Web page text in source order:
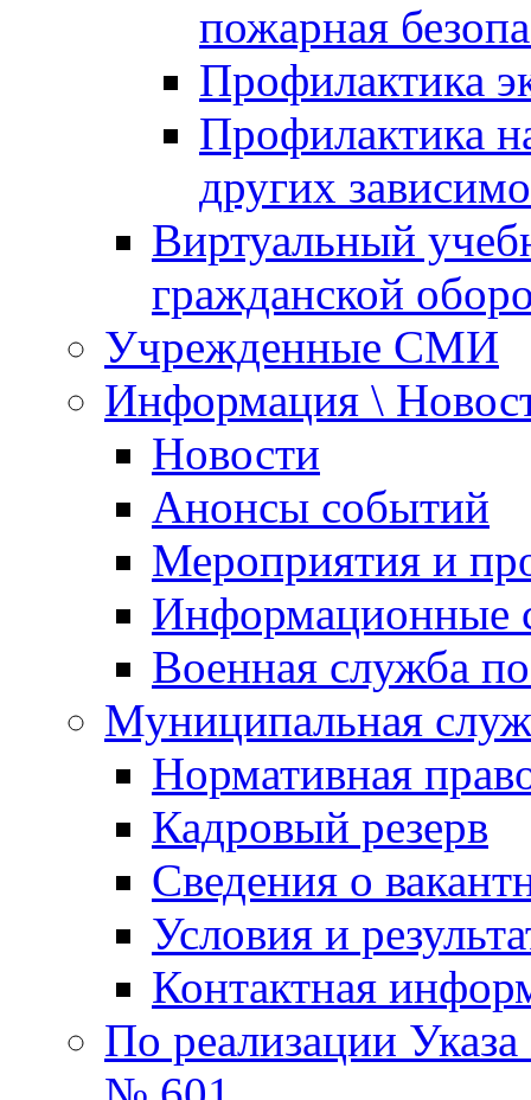
пожарная
Профилактика
Профилактика
других
Виртуальный
гражданской
Учрежденные СМИ
Информация \
Новости
Анонсы событий
Мероприятия и
Информационные
Военная служба
Муниципальная
Нормативная
Кадровый резерв
Сведения о
Условия и
Контактная
По реализации